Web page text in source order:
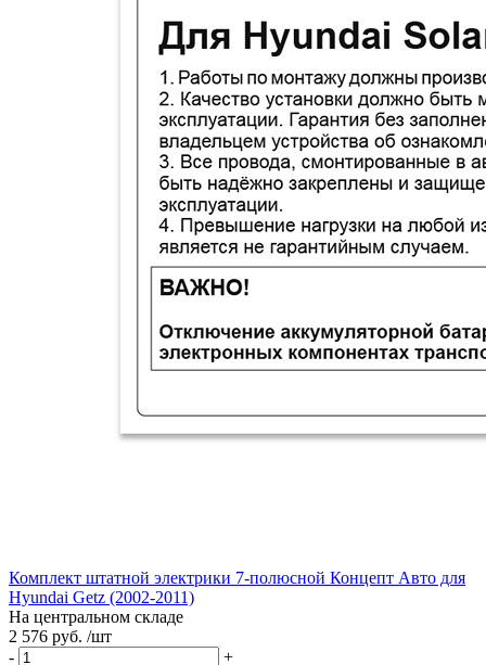
Комплект штатной электрики 7-полюсной Концепт Авто для
Hyundai Getz (2002-2011)
На центральном складе
2 576 руб. /шт
-
+